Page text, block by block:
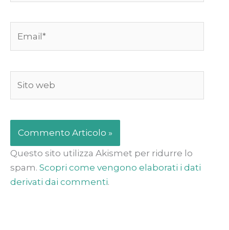
Questo sito utilizza Akismet per ridurre lo
spam. Scopri come vengono elaborati i dati
derivati dai commenti.